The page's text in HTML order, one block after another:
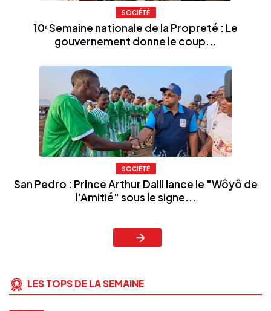
SOCIÉTÉ
10ᵉ Semaine nationale de la Propreté : Le
gouvernement donne le coup...
SOCIÉTÉ
San Pedro : Prince Arthur Dalli lance le "Wôyô de
l'Amitié" sous le signe...
LES TOPS DE LA SEMAINE